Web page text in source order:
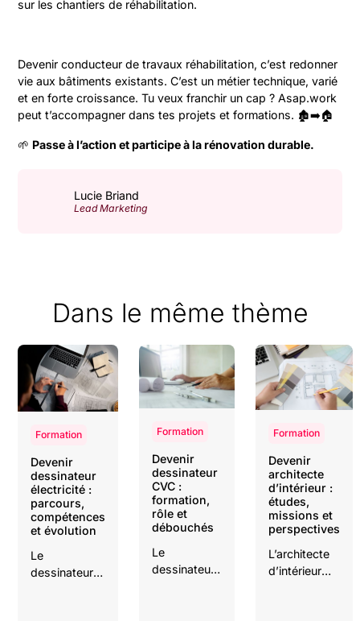
sur les chantiers de réhabilitation.
Devenir conducteur de travaux réhabilitation, c’est redonner
vie aux bâtiments existants. C’est un métier technique, varié
et en forte croissance. Tu veux franchir un cap ? Asap.work
peut t’accompagner dans tes projets et formations. 🏚️➡️🏠
🌱 Passe à l’action et participe à la rénovation durable.
Lucie Briand
Lead Marketing
Dans le même thème
Formation
Devenir
dessinateur
électricité :
parcours,
compétences
et évolution
Le
dessinateur
Formation
Devenir
dessinateur
CVC :
formation,
rôle et
débouchés
Le
dessinateur
Formation
Devenir
architecte
d’intérieur :
études,
missions et
perspectives
L’architecte
d’intérieur